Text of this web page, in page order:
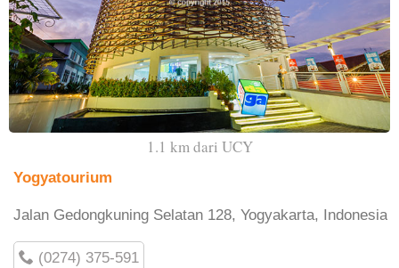
1.1 km dari UCY
Yogyatourium
Jalan Gedongkuning Selatan 128, Yogyakarta, Indonesia
(0274) 375-591